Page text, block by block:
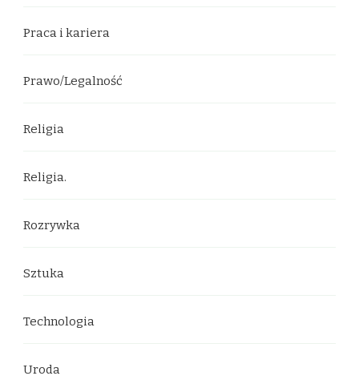
Praca i kariera
Prawo/Legalność
Religia
Religia.
Rozrywka
Sztuka
Technologia
Uroda